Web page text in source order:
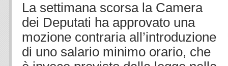
La settimana scorsa la Camera
dei Deputati ha approvato una
mozione contraria all’introduzione
di uno salario minimo orario, che